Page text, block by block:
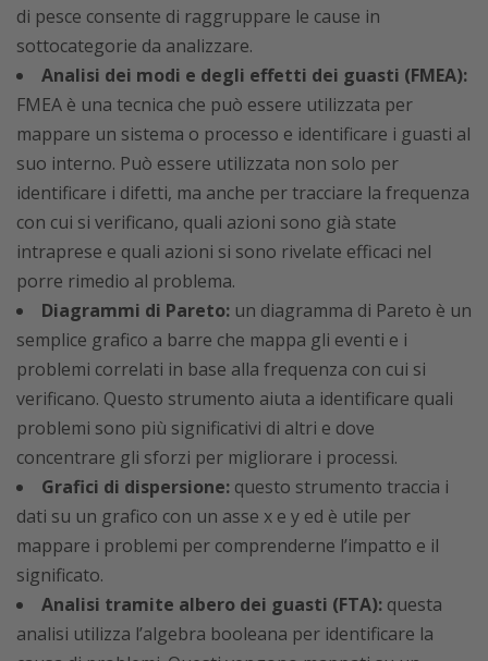
di pesce consente di raggruppare le cause in
sottocategorie da analizzare.
Analisi dei modi e degli effetti dei guasti (FMEA):
FMEA è una tecnica che può essere utilizzata per
mappare un sistema o processo e identificare i guasti al
suo interno. Può essere utilizzata non solo per
identificare i difetti, ma anche per tracciare la frequenza
con cui si verificano, quali azioni sono già state
intraprese e quali azioni si sono rivelate efficaci nel
porre rimedio al problema.
Diagrammi di Pareto: un diagramma di Pareto è un
semplice grafico a barre che mappa gli eventi e i
problemi correlati in base alla frequenza con cui si
verificano. Questo strumento aiuta a identificare quali
problemi sono più significativi di altri e dove
concentrare gli sforzi per migliorare i processi.
Grafici di dispersione: questo strumento traccia i
dati su un grafico con un asse x e y ed è utile per
mappare i problemi per comprenderne l’impatto e il
significato.
Analisi tramite albero dei guasti (FTA): questa
analisi utilizza l’algebra booleana per identificare la